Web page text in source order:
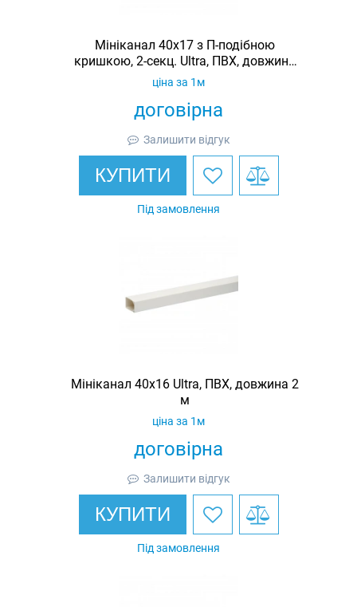
Мініканал 40x17 з П-подібною
кришкою, 2-секц. Ultra, ПВХ, довжина
2 м
договірна
ціна за 1м
Залишити відгук
КУПИТИ
Під замовлення
Мініканал 40х16 Ultra, ПВХ, довжина 2
м
договірна
ціна за 1м
Залишити відгук
КУПИТИ
Під замовлення